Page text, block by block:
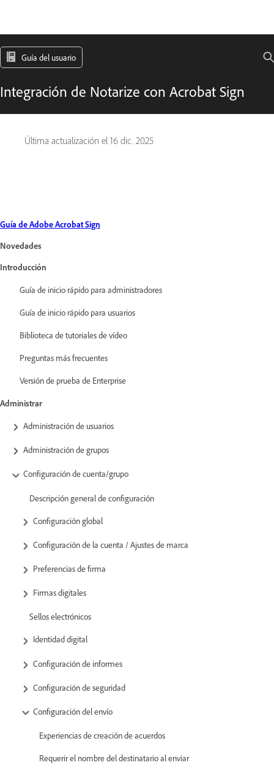
Guía del usuario
Integración de Notarize con Acrobat Sign
Última actualización el 16 dic. 2025
Guía de Adobe Acrobat Sign
Novedades
Introducción
Guía de inicio rápido para administradores
Guía de inicio rápido para usuarios
Biblioteca de tutoriales de vídeo
Preguntas más frecuentes
Versión de prueba de Enterprise
Administrar
Administración de usuarios
Administración de grupos
Configuración de cuenta/grupo
Descripción general de configuración
Configuración global
Configuración de la cuenta / Ajustes de marca
Preferencias de firma
Firmas digitales
Sellos electrónicos
Identidad digital
Configuración de informes
Configuración de seguridad
Configuración del envío
Experiencias de creación de acuerdos
Requerir el nombre del destinatario al enviar